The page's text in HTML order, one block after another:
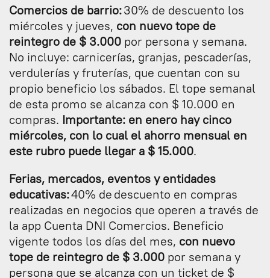
Comercios de barrio:30% de descuento los
miércoles y jueves, con nuevo tope de
reintegro de $ 3.000 por persona y semana.
No incluye: carnicerías, granjas, pescaderías,
verdulerías y fruterías, que cuentan con su
propio beneficio los sábados. El tope semanal
de esta promo se alcanza con $ 10.000 en
compras. Importante: en enero hay cinco
miércoles, con lo cual el ahorro mensual en
este rubro puede llegar a $ 15.000.
Ferias, mercados, eventos y entidades
educativas:40% de descuento en compras
realizadas en negocios que operen a través de
la app Cuenta DNI Comercios. Beneficio
vigente todos los días del mes, con nuevo
tope de reintegro de $ 3.000 por semana y
persona que se alcanza con un ticket de $